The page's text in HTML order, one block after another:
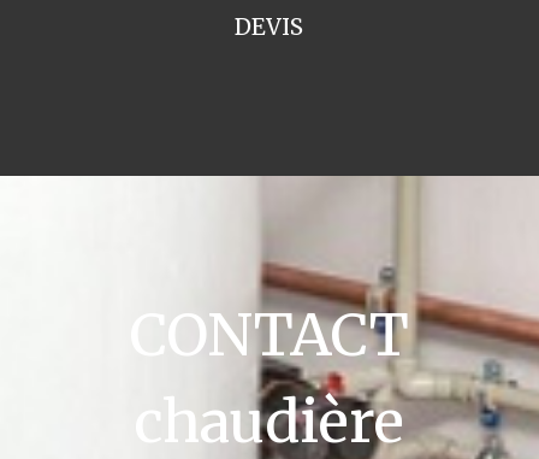
DEVIS
CONTACT
chaudière